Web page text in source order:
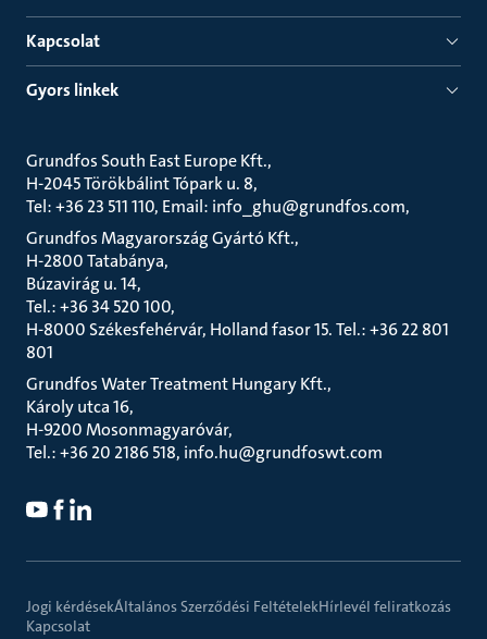
Kapcsolat
Gyors linkek
Grundfos South East Europe Kft.
H-2045 Törökbálint Tópark u. 8
Tel: +36 23 511 110, Email: info_ghu@grundfos.com
Grundfos Magyarország Gyártó Kft.
H-2800 Tatabánya
Búzavirág u. 14
Tel.: +36 34 520 100
H-8000 Székesfehérvár, Holland fasor 15. Tel.: +36 22 801
801
Grundfos Water Treatment Hungary Kft.
Károly utca 16
H-9200 Mosonmagyaróvár
Tel.: +36 20 2186 518, info.hu@grundfoswt.com
Jogi kérdésekÁltalános Szerződési FeltételekHírlevél feliratkozás
Kapcsolat